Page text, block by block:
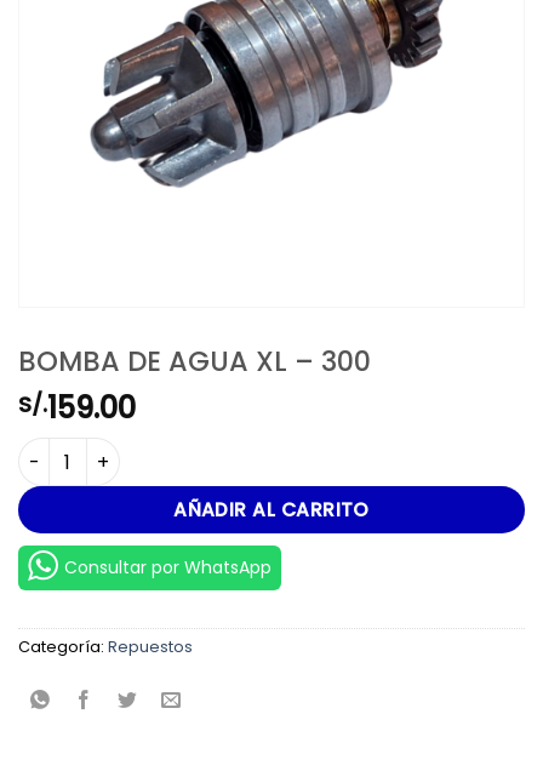
BOMBA DE AGUA XL – 300
S/.159.00
BOMBA DE AGUA XL - 300 cantidad
AÑADIR AL CARRITO
Consultar por WhatsApp
Categoría: Repuestos